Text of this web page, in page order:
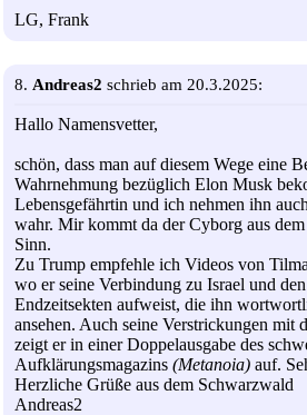
LG, Frank
8. Andreas2 schrieb am 20.3.2025:
Hallo Namensvetter,
schön, dass man auf diesem Wege eine
Wahrnehmung bezüglich Elon Musk
Lebensgefährtin und ich nehmen ihn
wahr. Mir kommt da der Cyborg aus
Sinn.
Zu Trump empfehle ich Videos von
wo er seine Verbindung zu Israel und
Endzeitsekten aufweist, die ihn
ansehen. Auch seine Verstrickungen mit
zeigt er in einer Doppelausgabe des
Aufklärungsmagazins (Metanoia) auf.
Herzliche Grüße aus dem Schwarzwald
Andreas2